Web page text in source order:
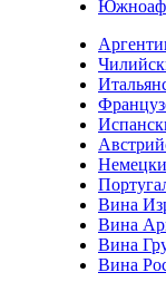
Вина
Вина
Вина
Вина